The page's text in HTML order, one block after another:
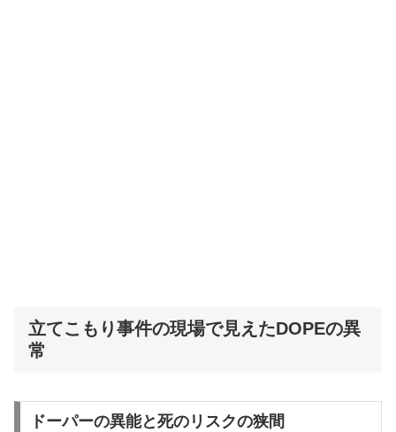
立てこもり事件の現場で見えたDOPEの異
常
ドーパーの異能と死のリスクの狭間